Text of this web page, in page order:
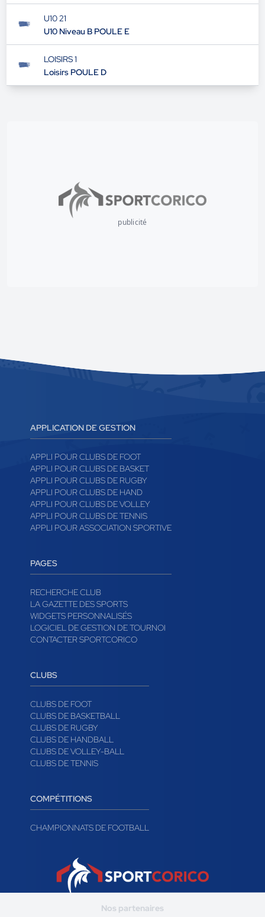
U10 21
U10 Niveau B POULE E
LOISIRS 1
Loisirs POULE D
publicité
APPLICATION DE GESTION
APPLI POUR CLUBS DE FOOT
APPLI POUR CLUBS DE BASKET
APPLI POUR CLUBS DE RUGBY
APPLI POUR CLUBS DE HAND
APPLI POUR CLUBS DE VOLLEY
APPLI POUR CLUBS DE TENNIS
APPLI POUR ASSOCIATION SPORTIVE
PAGES
RECHERCHE CLUB
LA GAZETTE DES SPORTS
WIDGETS PERSONNALISÉS
LOGICIEL DE GESTION DE TOURNOI
CONTACTER SPORTCORICO
CLUBS
CLUBS DE FOOT
CLUBS DE BASKETBALL
CLUBS DE RUGBY
CLUBS DE HANDBALL
CLUBS DE VOLLEY-BALL
CLUBS DE TENNIS
COMPÉTITIONS
CHAMPIONNATS DE FOOTBALL
Nos partenaires